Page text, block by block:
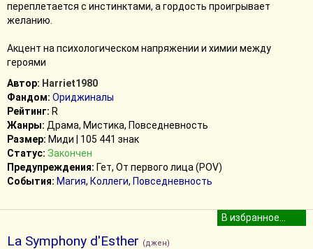
переплетается с инстинктами, а гордость проигрывает
желанию.
Акцент на психологическом напряжении и химии между
героями
Автор: Harriet1980
Фандом: Ориджиналы
Рейтинг: R
Жанры: Драма, Мистика, Повседневность
Размер: Миди | 105 441 знак
Статус: Закончен
Предупреждения: Гет, От первого лица (POV)
События: Магия, Коллеги, Повседневность
La Symphony d'Esther (джен)